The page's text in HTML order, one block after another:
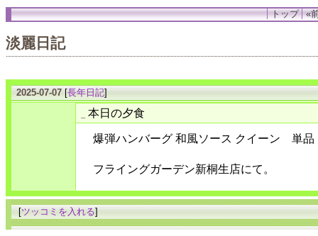
トップ «
淡麗日記
2025-07-07 [長年日記]
本日の夕食
爆弾ハンバーグ 和風ソース クイーン 単品
フライングガーデン新桐生店にて。
[ツッコミを入れる]